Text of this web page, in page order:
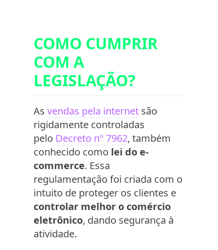
COMO CUMPRIR
COM A
LEGISLAÇÃO?
As vendas pela internet são
rigidamente controladas
pelo Decreto nº 7962, também
conhecido como lei do e-
commerce. Essa
regulamentação foi criada com o
intuito de proteger os clientes e
controlar melhor o comércio
eletrônico, dando segurança à
atividade.